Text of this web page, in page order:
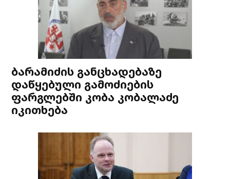
ბარამიძის განცხადებაზე
დაწყებული გამოძიების
ფარგლებში კობა კობალაძე
იკითხება